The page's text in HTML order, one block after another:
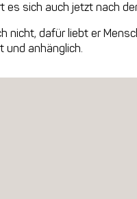
es sich auch jetzt nach
nicht, dafür liebt er
und anhänglich.